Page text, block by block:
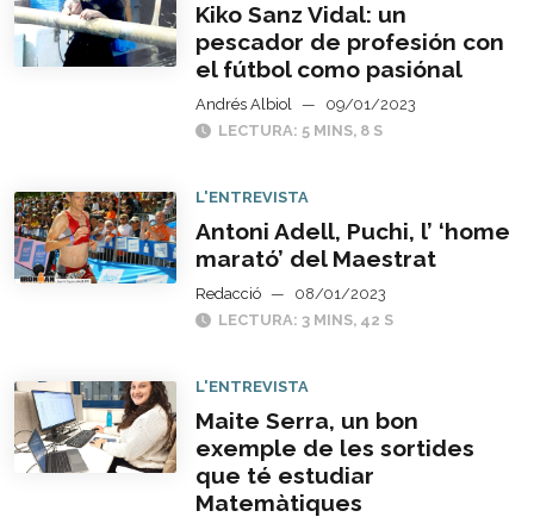
Kiko Sanz Vidal: un
pescador de profesión con
el fútbol como pasiónal
Andrés Albiol —
09/01/2023
LECTURA: 5 MINS, 8 S
L'ENTREVISTA
Antoni Adell, Puchi, l’ ‘home
marató’ del Maestrat
Redacció —
08/01/2023
LECTURA: 3 MINS, 42 S
L'ENTREVISTA
Maite Serra, un bon
exemple de les sortides
que té estudiar
Matemàtiques